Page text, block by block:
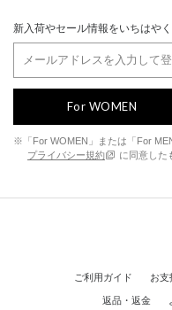
新入荷やセール情報をいちはやく
For WOMEN
※「For WOMEN」または「For
プライバシー規約
に同意した
ご利用ガイド お支
返品・返金